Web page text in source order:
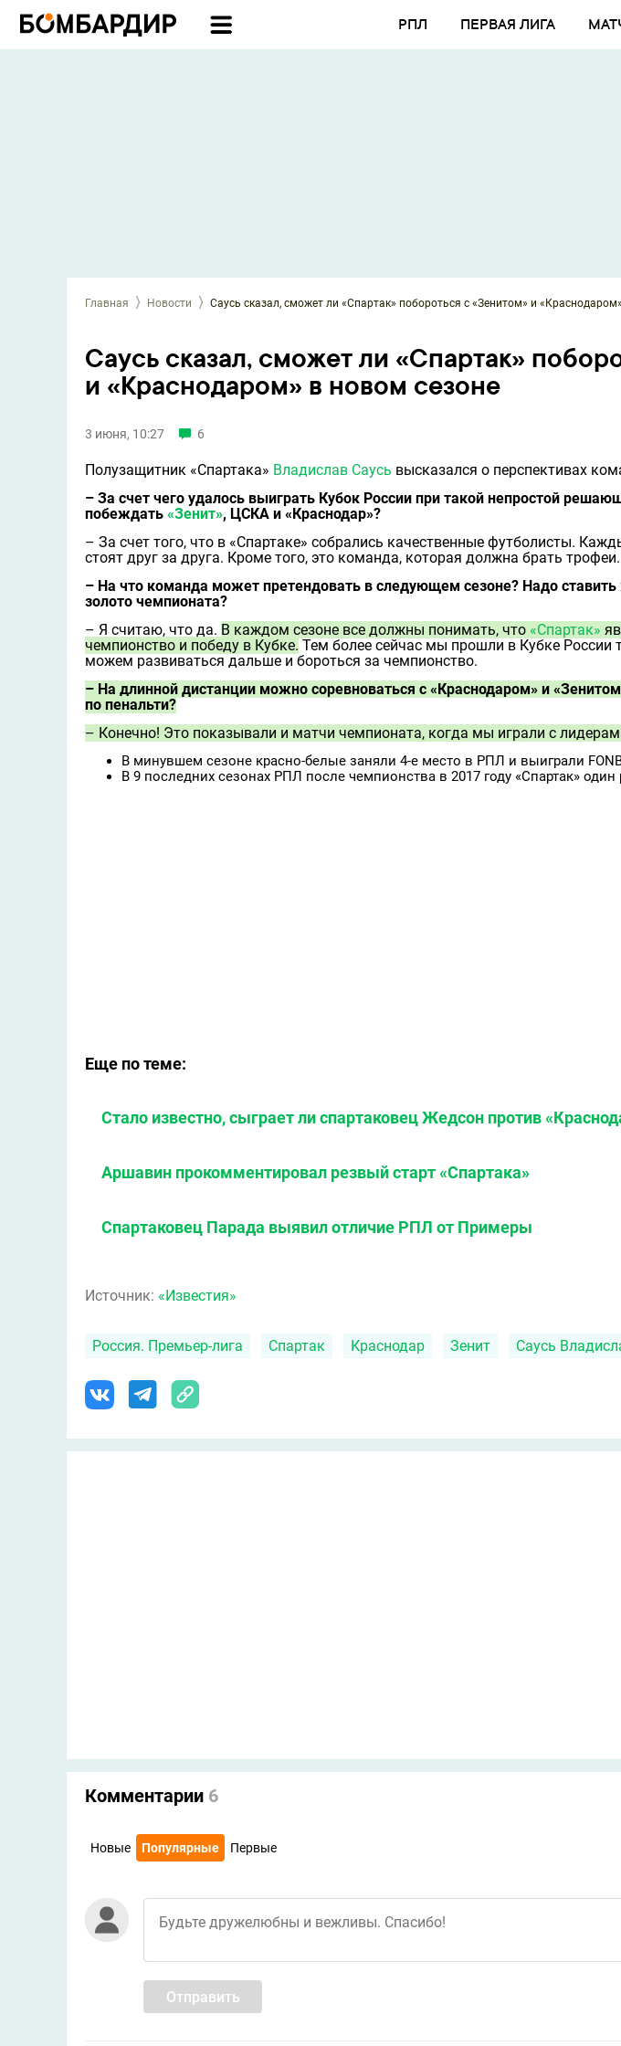
РПЛ ПЕРВАЯ ЛИГА
Главная Новости Саусь сказал, сможет ли «Спартак» побороться с «Зенитом» и
Саусь сказал, сможет ли «Спартак»
и «Краснодаром» в новом сезоне
3 июня, 10:27 6
Полузащитник «Спартака» Владислав Саусь высказался о перспективах
– За счет чего удалось выиграть Кубок России при такой непростой
побеждать «Зенит», ЦСКА и «Краснодар»?
– За счет того, что в «Спартаке» собрались качественные футболисты.
стоят друг за друга. Кроме того, это команда, которая должна брать трофеи.
– На что команда может претендовать в следующем сезоне? Надо ставить
золото чемпионата?
– Я считаю, что да. В каждом сезоне все должны понимать, что «Спартак»
чемпионство и победу в Кубке. Тем более сейчас мы прошли в Кубке России
можем развиваться дальше и бороться за чемпионство.
– На длинной дистанции можно соревноваться с «Краснодаром» и
по пенальти?
– Конечно! Это показывали и матчи чемпионата, когда мы играли с
В минувшем сезоне красно-белые заняли 4-е место в РПЛ и выиграли
В 9 последних сезонах РПЛ после чемпионства в 2017 году «Спартак»
Еще по теме:
Стало известно, сыграет ли спартаковец Жедсон против
Аршавин прокомментировал резвый старт «Спартака»
Спартаковец Парада выявил отличие РПЛ от Примеры
Источник: «Известия»
Россия. Премьер-лига Спартак Краснодар Зенит Саусь
Комментарии 6
Новые Популярные Первые
Отправить